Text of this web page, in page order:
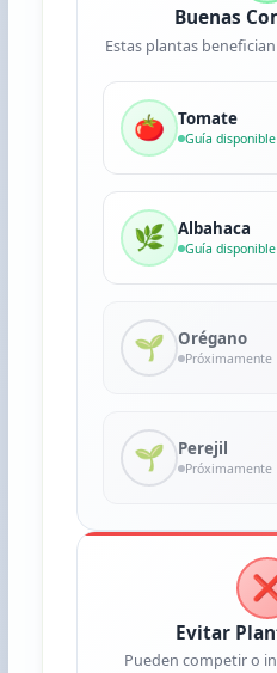
Buenas
Estas plantas
🍅 Tomate
Guía disponible
🌿 Albahaca
Guía disponible
🌱 Orégano
Próximamente
🌱 Perejil
Próximamente
Evitar
Pueden competir o